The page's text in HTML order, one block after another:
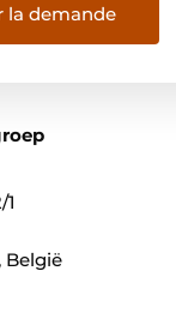
la demande
België